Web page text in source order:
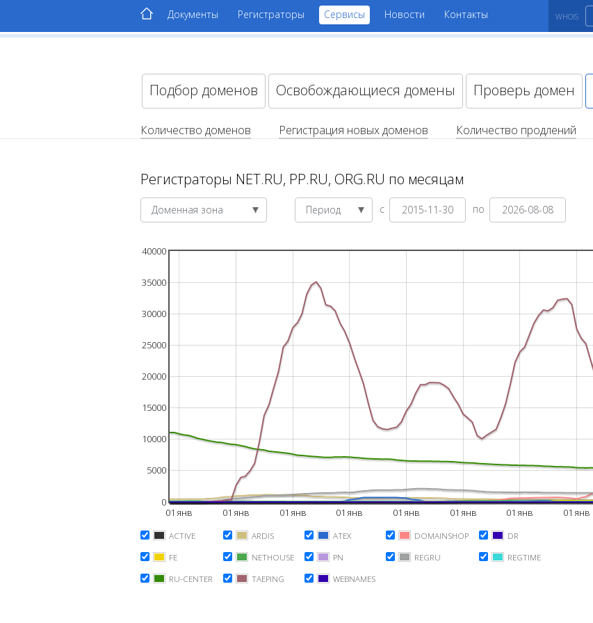
Документы Регистраторы Сервисы Новости Контакты WHOIS
Подбор доменов Освобождающиеся домены Проверь домен
Количество доменов Регистрация новых доменов Количество продлений
Регистраторы NET.RU, PP.RU, ORG.RU по месяцам
Доменная зона Период с по
01 янв 01 янв 01 янв 01 янв 01 янв 01 янв 01 янв 01 янв
0
5000
10000
15000
20000
25000
30000
35000
40000
ACTIVE ARDIS ATEX DOMAINSHOP DR
FE NETHOUSE PN REGRU REGTIME
RU-CENTER TAEPING WEBNAMES